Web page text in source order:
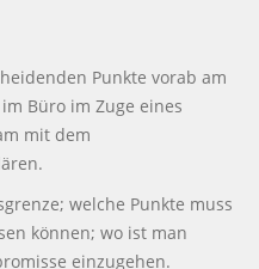
Punkte vorab am
Büro im Zuge eines
mit dem
welche Punkte muss
können; wo ist man
einzugehen.